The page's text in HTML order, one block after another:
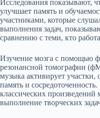
Исследования показывают,
улучшает память и
участниками, которые
выполнения задач,
сравнению с теми, кто
Изучение мозга с помощью
резонансной томографии
музыка активирует
память и
классических
выполнение творческих